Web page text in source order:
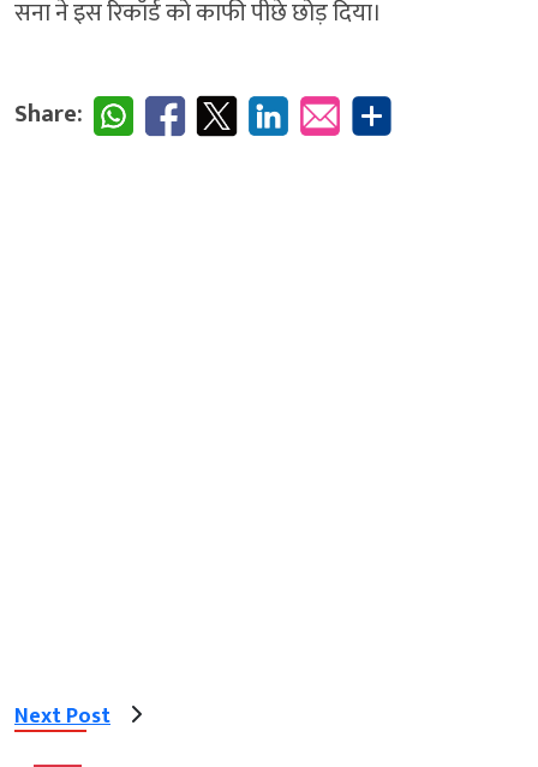
सना ने इस रिकॉर्ड को काफी पीछे छोड़ दिया।
Share:
Next Post